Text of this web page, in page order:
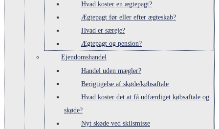
Hvad koster en ægtepagt?
Ægtepagt før eller efter ægteskab?
Hvad er særeje?
Ægtepagt og pension?
Ejendomshandel
Handel uden mægler?
Berigtigelse af skøde/købsaftale
Hvad koster det at få udfærdiget købsaftale og
skøde?
Nyt skøde ved skilsmisse